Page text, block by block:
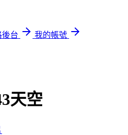
後台
我的帳號
天空